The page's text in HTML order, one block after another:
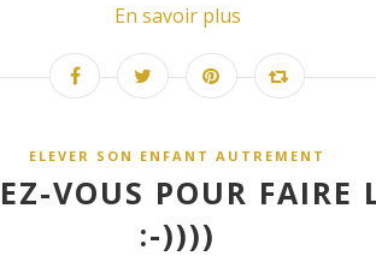
En savoir plus
ELEVER SON ENFANT AUTREMENT
VOUS POUR FAIRE
:-))))